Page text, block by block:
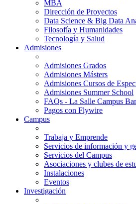
MBA
Dirección de Proyectos
Data Science & Big Data
Filosofía y Humanidades
Tecnología y Salud
Admisiones
Admisiones Grados
Admisiones Másters
Admisiones Cursos de
Admisiones Summer School
FAQs - La Salle Campus
Pagos con Flywire
Campus
Trabaja y Emprende
Servicios de información y
Servicios del Campus
Asociaciones y clubes de
Instalaciones
Eventos
Investigación